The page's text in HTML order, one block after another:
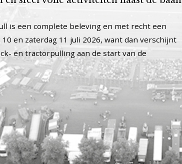
is een complete beleving en met recht een
en zaterdag 11 juli 2026, want dan verschijnt
en tractorpulling aan de start van de